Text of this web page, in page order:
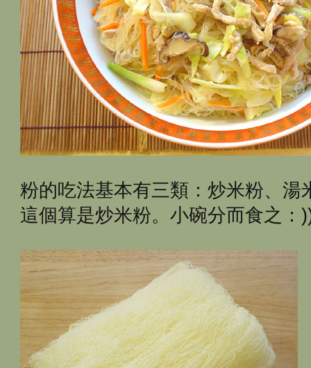
粉的吃法基本有三類：炒米粉、湯
這個算是炒米粉。小碗分而食之：